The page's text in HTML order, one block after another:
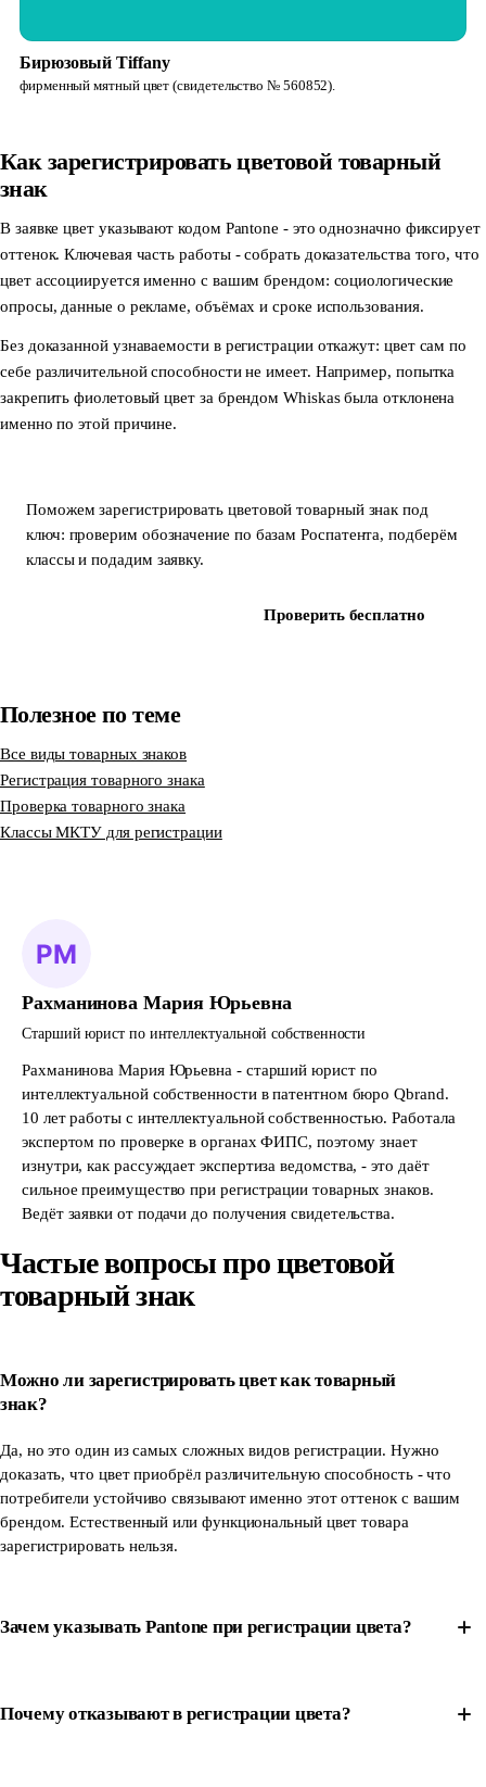
Бирюзовый Tiffany
фирменный мятный цвет (свидетельство № 560852).
Как зарегистрировать цветовой товарный
знак
В заявке цвет указывают кодом Pantone - это однозначно фиксирует
оттенок. Ключевая часть работы - собрать доказательства того, что
цвет ассоциируется именно с вашим брендом: социологические
опросы, данные о рекламе, объёмах и сроке использования.
Без доказанной узнаваемости в регистрации откажут: цвет сам по
себе различительной способности не имеет. Например, попытка
закрепить фиолетовый цвет за брендом Whiskas была отклонена
именно по этой причине.
Поможем зарегистрировать цветовой товарный знак под
ключ: проверим обозначение по базам Роспатента, подберём
классы и подадим заявку.
Проверить бесплатно
Полезное по теме
Все виды товарных знаков
Регистрация товарного знака
Проверка товарного знака
Классы МКТУ для регистрации
Рахманинова Мария Юрьевна
Старший юрист по интеллектуальной собственности
Рахманинова Мария Юрьевна - старший юрист по
интеллектуальной собственности в патентном бюро Qbrand.
10 лет работы с интеллектуальной собственностью. Работала
экспертом по проверке в органах ФИПС, поэтому знает
изнутри, как рассуждает экспертиза ведомства, - это даёт
сильное преимущество при регистрации товарных знаков.
Ведёт заявки от подачи до получения свидетельства.
Частые вопросы про цветовой
товарный знак
Можно ли зарегистрировать цвет как товарный
знак?
Да, но это один из самых сложных видов регистрации. Нужно
доказать, что цвет приобрёл различительную способность - что
потребители устойчиво связывают именно этот оттенок с вашим
брендом. Естественный или функциональный цвет товара
зарегистрировать нельзя.
Зачем указывать Pantone при регистрации цвета?
Почему отказывают в регистрации цвета?